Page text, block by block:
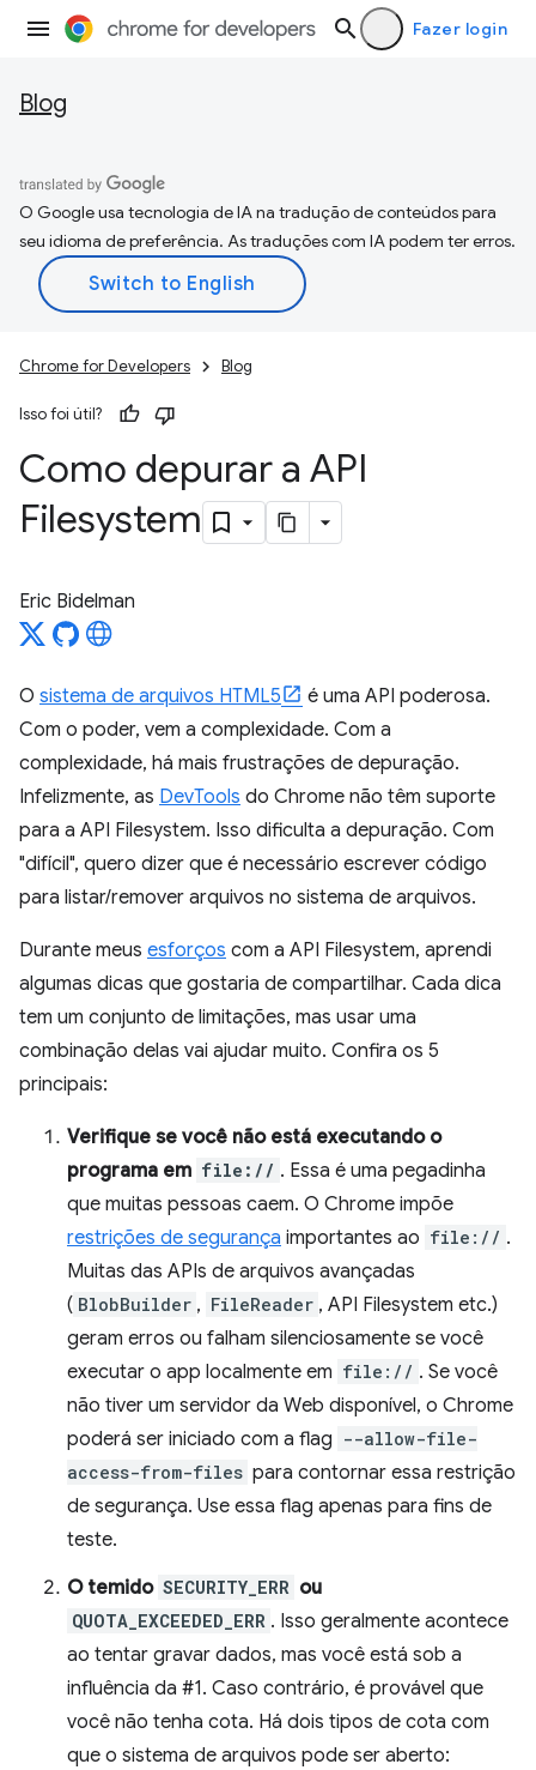
Fazer login
Blog
O Google usa tecnologia de IA na tradução de conteúdos para
seu idioma de preferência. As traduções com IA podem ter erros.
Chrome for Developers Blog
Isso foi útil?
Como depurar a API
Filesystem
Eric Bidelman
O sistema de arquivos HTML5
é uma API poderosa.
Com o poder, vem a complexidade. Com a
complexidade, há mais frustrações de depuração.
Infelizmente, as DevTools do Chrome não têm suporte
para a API Filesystem. Isso dificulta a depuração. Com
"difícil", quero dizer que é necessário escrever código
para listar/remover arquivos no sistema de arquivos.
Durante meus esforços com a API Filesystem, aprendi
algumas dicas que gostaria de compartilhar. Cada dica
tem um conjunto de limitações, mas usar uma
combinação delas vai ajudar muito. Confira os 5
principais:
Verifique se você não está executando o
programa em file:// . Essa é uma pegadinha
que muitas pessoas caem. O Chrome impõe
restrições de segurança importantes ao file:// .
Muitas das APIs de arquivos avançadas
( BlobBuilder , FileReader , API Filesystem etc.)
geram erros ou falham silenciosamente se você
executar o app localmente em file:// . Se você
não tiver um servidor da Web disponível, o Chrome
poderá ser iniciado com a flag --allow-file-
access-from-files para contornar essa restrição
de segurança. Use essa flag apenas para fins de
teste.
O temido SECURITY_ERR ou
QUOTA_EXCEEDED_ERR . Isso geralmente acontece
ao tentar gravar dados, mas você está sob a
influência da #1. Caso contrário, é provável que
você não tenha cota. Há dois tipos de cota com
que o sistema de arquivos pode ser aberto: